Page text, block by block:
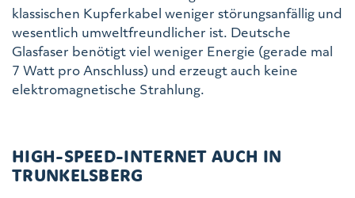
klassischen Kupferkabel weniger störungsanfällig und
wesentlich umweltfreundlicher ist. Deutsche
Glasfaser benötigt viel weniger Energie (gerade mal
7 Watt pro Anschluss) und erzeugt auch keine
elektromagnetische Strahlung.
HIGH-SPEED-INTERNET AUCH IN
TRUNKELSBERG